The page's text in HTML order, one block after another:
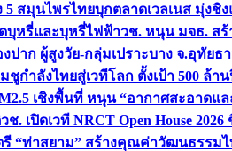
5 สมุนไพรไทยบุกตลาดเวลเนส มุ่ง
ดบุหรี่และบุหรี่ไฟฟ้าวช. หนุน มจธ. สร้
าก ผู้สูงวัย-กลุ่มเปราะบาง จ.อุทัยธ
กำลังไทยสู่เวทีโลก ตั้งเป้า 500 ล้า
เชิงพื้นที่ หนุน “อากาศสะอาด
วช. เปิดเวที NRCT Open House
“ท่าสยาม” สร้างคุณค่าวัฒนธรรม